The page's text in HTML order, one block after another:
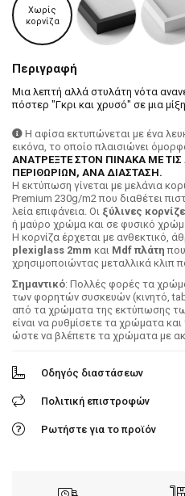
Χωρίς
κορνίζα
Περιγραφή
Μια λεπτή αλλά στυλάτη νότα
πόστερ "Γκρι και χρυσό" σε μια
Η αφίσα εκτυπώνεται με ένα
εικόνα, το οποίο πλαισιώνει
ΑΝΑΤΡΕΞΤΕ ΣΤΟΝ ΠΙΝΑΚΑ ΜΕ
ΠΕΡΙΘΩΡΙΩΝ, ΑΝΑ ΔΙΑΣΤΑΣΗ.
H εκτύπωση γίνεται με μελάνια
Premium 230g/m2 που διαθέτει
λεία επιφάνεια. Οι ξύλινες
ή μαύρο χρώμα και σε φυσικό
Η κορνίζα έρχεται με ανθεκτικό,
plexiglass 2mm και Mdf πλάτη
χρησιμοποιώντας μεταλλικά κλιπ
Σημαντικό: Πολλές φορές τα
των φορητών συσκευών (κινητό,
από τα χρώματα της εκτύπωσης
είναι να ρυθμίσετε τα χρώματα
ώστε να βλέπετε τα χρώματα με
Οδηγός διαστάσεων
Πολιτική επιστροφών
Ρωτήστε για το προϊόν